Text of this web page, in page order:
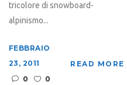
tricolore di snowboard-
alpinismo...
FEBBRAIO
23, 2011
0
0
READ MORE